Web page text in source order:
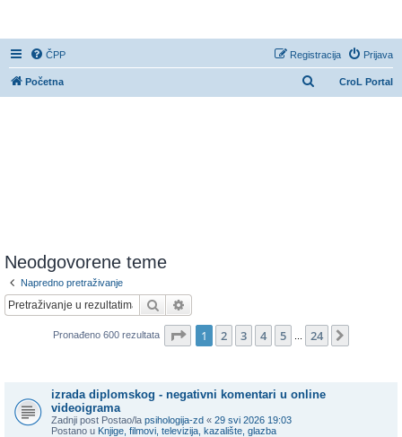
ČPP Prijava
Registracija
CroL Portal
Početna
Neodgovorene teme
Napredno pretraživanje
Pretražnik
Pronađeno 600 rezultata Stranica: 1/ 24.
1 2 3 4 5 24
izrada diplomskog - negativni komentari u online
videoigrama
Zadnji post Postao/la psihologija-zd « 29 svi 2026 19:03
Postano u Knjige, filmovi, televizija, kazalište, glazba